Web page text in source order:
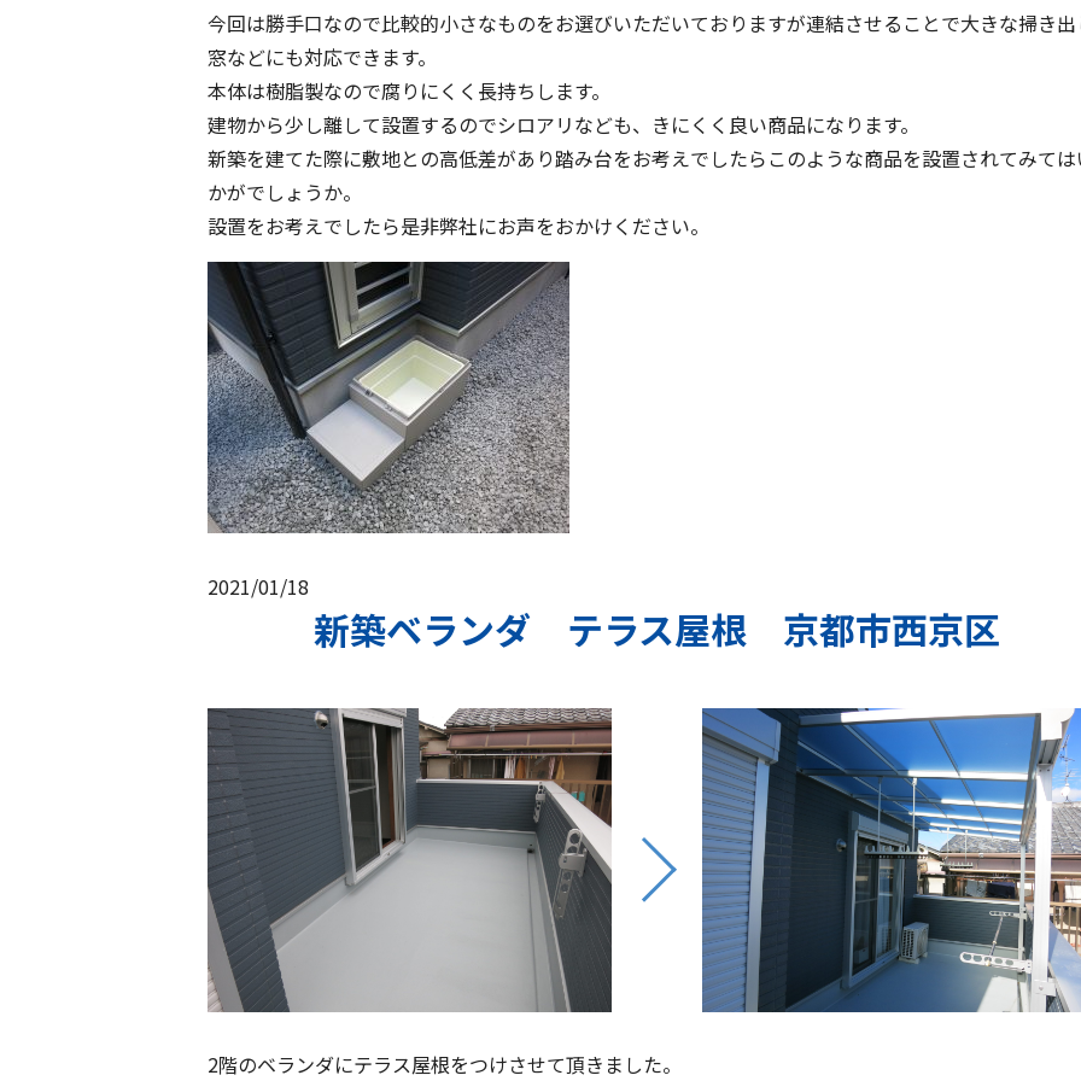
今回は勝手口なので比較的小さなものをお選びいただいておりますが連結させることで大きな掃き
窓などにも対応できます。
本体は樹脂製なので腐りにくく長持ちします。
建物から少し離して設置するのでシロアリなども、きにくく良い商品になります。
新築を建てた際に敷地との高低差があり踏み台をお考えでしたらこのような商品を設置されてみて
かがでしょうか。
設置をお考えでしたら是非弊社にお声をおかけください。
2021/01/18
新築ベランダ テラス屋根 京都市西京区
2階のベランダにテラス屋根をつけさせて頂きました。